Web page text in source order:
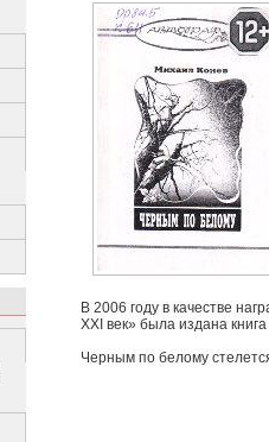
В 2006 году в качестве
XXI век» была издана
Черным по белому